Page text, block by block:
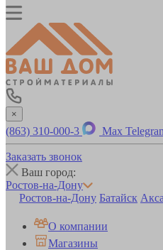
×
(863) 310-000-3 Max
Заказать звонок
Ваш город:
Ростов-на-Дону
Ростов-на-Дону Батайск
О компании
Магазины